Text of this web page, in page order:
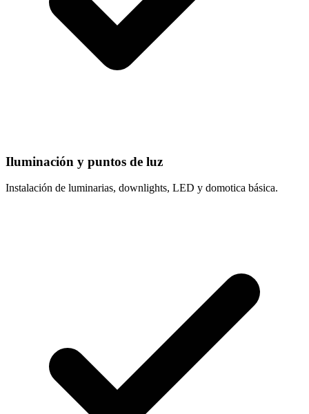
Iluminación y puntos de luz
Instalación de luminarias, downlights, LED y domotica básica.